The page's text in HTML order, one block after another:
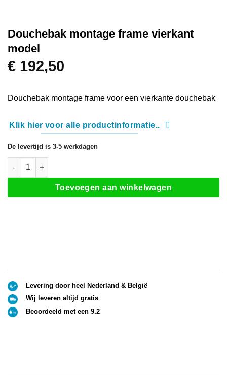
Douchebak montage frame vierkant
model
€ 192,50
Douchebak montage frame voor een vierkante douchebak
Klik hier voor alle productinformatie..
De levertijd is 3-5 werkdagen
Douchebak montage frame vierkant model aantal
Toevoegen aan winkelwagen
Levering door heel Nederland & België
Wij leveren altijd gratis
Beoordeeld met een 9.2